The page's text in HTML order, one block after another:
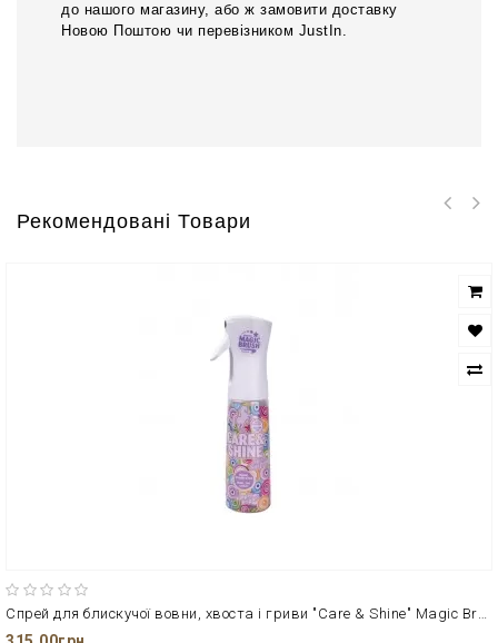
до нашого магазину, або ж замовити доставку
Новою Поштою чи перевізником JustIn.
Рекомендовані Товари
Спрей для блискучої вовни, хвоста і гриви "Care & Shine" Magic Brush